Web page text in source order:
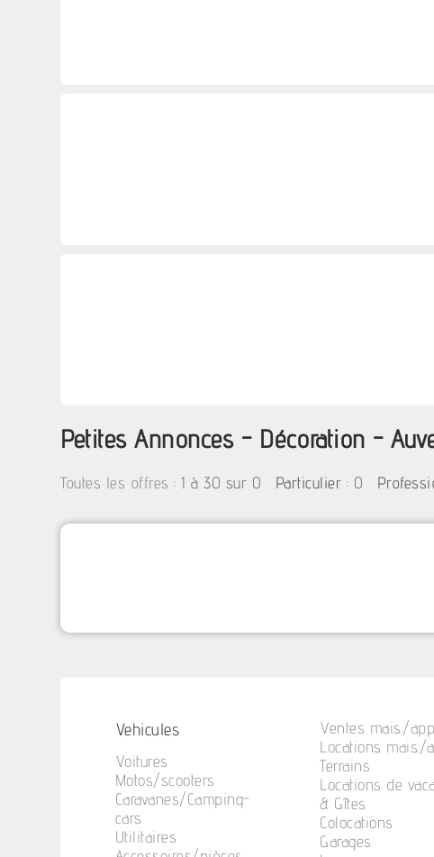
Petites Annonces - Décoration -
Toutes les offres :1 à 30 sur 0 Particulier : 0
Vehicules
Voitures
Motos/scooters
Caravanes/Camping-
cars
Utilitaires
Ventes mais./
Locations mais./
Terrains
Locations de
& Gîtes
Colocations
Garages